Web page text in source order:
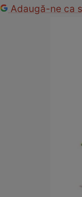
Adaugă-ne ca